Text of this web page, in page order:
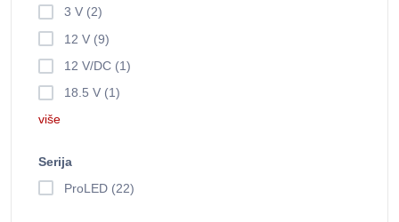
3 V (2)
12 V (9)
12 V/DC (1)
18.5 V (1)
više
Serija
ProLED (22)